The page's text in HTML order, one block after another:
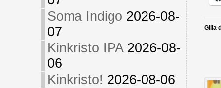
Soma Indigo 2026-08-
07
Kinkristo IPA 2026-08-
06
Kinkristo! 2026-08-06
Gilla